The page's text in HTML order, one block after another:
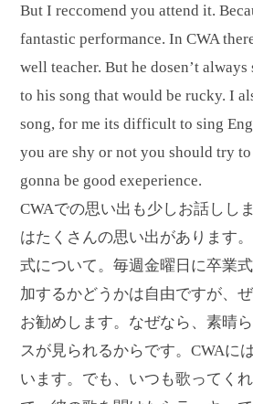
But I reccomend you attend it.
fantastic performance. In CWA
well teacher. But he dosen’t
to his song that would be rucky. I
song, for me its difficult to sing
you are shy or not you should try
gonna be good exeperience.
CWAでの思い出も少しお話しし
はたくさんの思い出があります
式について。毎週金曜日に卒業
加するかどうかは自由ですが、
お勧めします。なぜなら、素晴
スが見られるからです。CWAに
います。でも、いつも歌ってく